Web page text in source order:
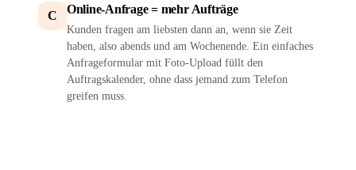
C Online-Anfrage = mehr Aufträge
Kunden fragen am liebsten dann an, wenn sie Zeit
haben, also abends und am Wochenende. Ein einfaches
Anfrageformular mit Foto-Upload füllt den
Auftragskalender, ohne dass jemand zum Telefon
greifen muss.